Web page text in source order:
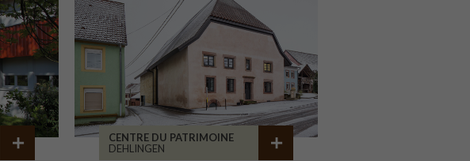
CENTRE DU PATRIMOINE
DEHLINGEN